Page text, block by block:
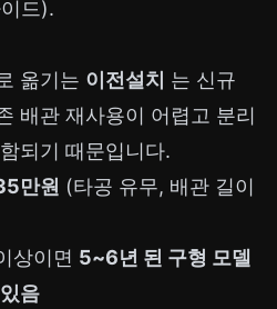
드).
옮기는 이전설치 는 신규
배관 재사용이 어렵고 분리
되기 때문입니다.
만원 (타공 유무, 배관 길이
상이면 5~6년 된 구형 모델
음